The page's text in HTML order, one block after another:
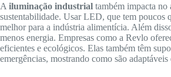
A iluminação industrial também impacta no
sustentabilidade. Usar LED, que tem poucos
melhor para a indústria alimentícia. Além
menos energia. Empresas como a Revlo
eficientes e ecológicos. Elas também têm
emergências, mostrando como são adaptáveis